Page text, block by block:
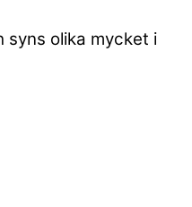
syns olika mycket i